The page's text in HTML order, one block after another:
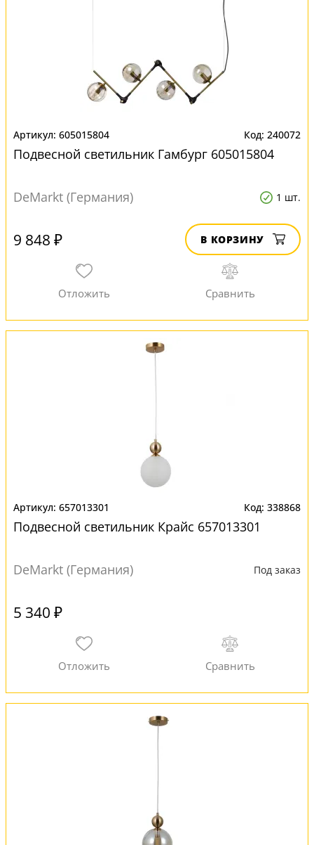
605015804 240072
Подвесной светильник Гамбург 605015804
DeMarkt (Германия) 1 шт.
9 848 ₽ В КОРЗИНУ
657013301 338868
Подвесной светильник Крайс 657013301
DeMarkt (Германия) Под заказ
5 340 ₽